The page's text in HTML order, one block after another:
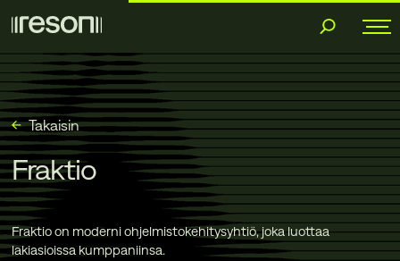
sisältöön
Takaisin
Fraktio
Fraktio on moderni ohjelmistokehitysyhtiö, joka luottaa
lakiasioissa kumppaniinsa.